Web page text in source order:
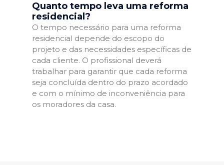
Quanto tempo leva uma reforma
residencial?
O tempo necessário para uma reforma
residencial depende do escopo do
projeto e das necessidades específicas de
cada cliente. O profissional deverá
trabalhar para garantir que cada reforma
seja concluída dentro do prazo acordado
e com o mínimo de inconveniência para
os moradores da casa.